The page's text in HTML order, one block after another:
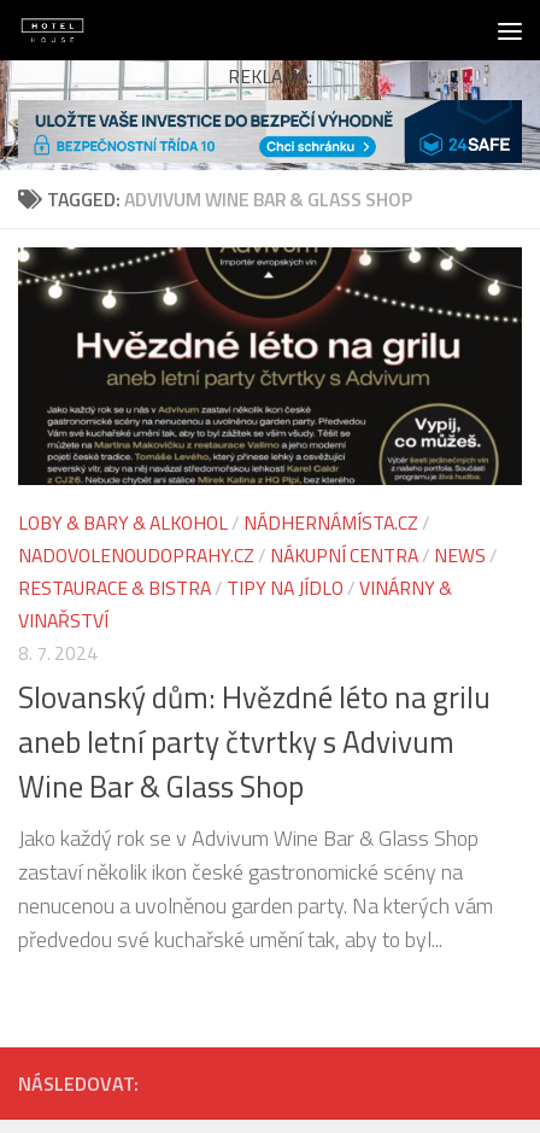
Skip to content
REKLAMA:
TAGGED:ADVIVUM WINE BAR & GLASS SHOP
LOBY & BARY & ALKOHOL/ NÁDHERNÁMÍSTA.CZ /
NADOVOLENOUDOPRAHY.CZ / NÁKUPNÍ CENTRA/ NEWS /
RESTAURACE & BISTRA/ TIPY NA JÍDLO /VINÁRNY &
VINAŘSTVÍ
8. 7. 2024
Slovanský dům: Hvězdné léto na grilu
aneb letní party čtvrtky s Advivum
Wine Bar & Glass Shop
Jako každý rok se v Advivum Wine Bar & Glass Shop
zastaví několik ikon české gastronomické scény na
nenucenou a uvolněnou garden party. Na kterých vám
předvedou své kuchařské umění tak, aby to byl...
NÁSLEDOVAT: